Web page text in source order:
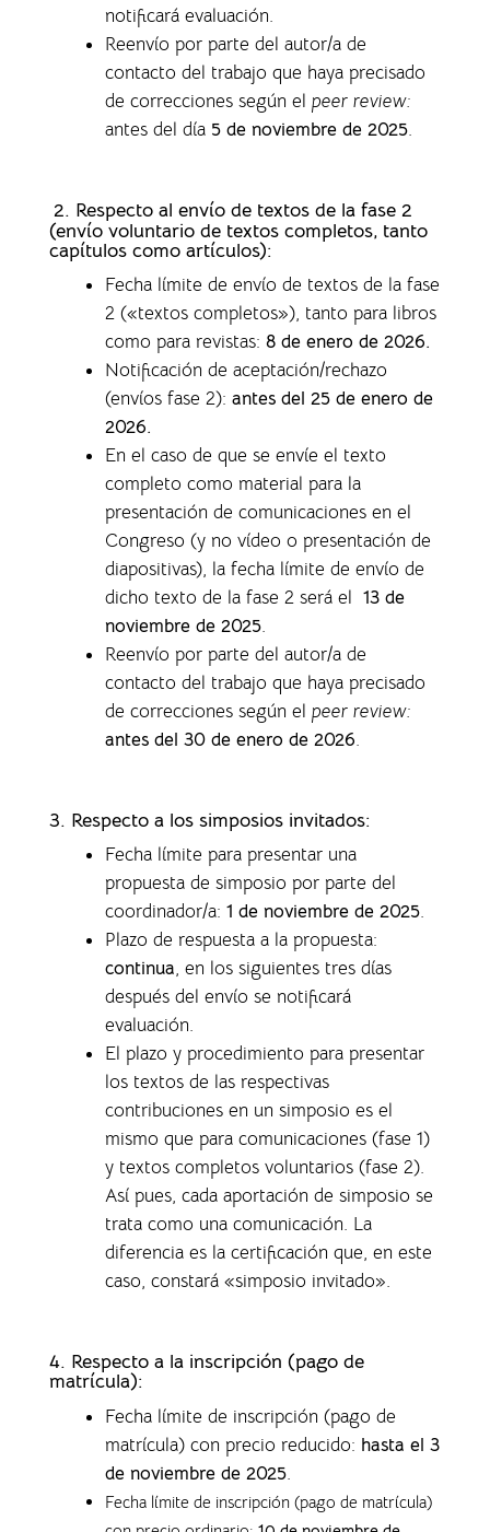
notificará evaluación.
Reenvío por parte del autor/a de
contacto del trabajo que haya precisado
de correcciones según el peer review:
antes del día 5 de noviembre de 2025.
2. Respecto al envío de textos de la fase 2
(envío voluntario de textos completos, tanto
capítulos como artículos):
Fecha límite de envío de textos de la fase
2 («textos completos»), tanto para libros
como para revistas: 8 de enero de 2026.
Notificación de aceptación/rechazo
(envíos fase 2): antes del 25 de enero de
2026.
En el caso de que se envíe el texto
completo como material para la
presentación de comunicaciones en el
Congreso (y no vídeo o presentación de
diapositivas), la fecha límite de envío de
dicho texto de la fase 2 será el 13 de
noviembre de 2025.
Reenvío por parte del autor/a de
contacto del trabajo que haya precisado
de correcciones según el peer review:
antes del 30 de enero de 2026.
3. Respecto a los simposios invitados:
Fecha límite para presentar una
propuesta de simposio por parte del
coordinador/a: 1 de noviembre de 2025.
Plazo de respuesta a la propuesta:
continua, en los siguientes tres días
después del envío se notificará
evaluación.
El plazo y procedimiento para presentar
los textos de las respectivas
contribuciones en un simposio es el
mismo que para comunicaciones (fase 1)
y textos completos voluntarios (fase 2).
Así pues, cada aportación de simposio se
trata como una comunicación. La
diferencia es la certificación que, en este
caso, constará «simposio invitado».
4. Respecto a la inscripción (pago de
matrícula):
Fecha límite de inscripción (pago de
matrícula) con precio reducido: hasta el 3
de noviembre de 2025.
Fecha límite de inscripción (pago de matrícula)